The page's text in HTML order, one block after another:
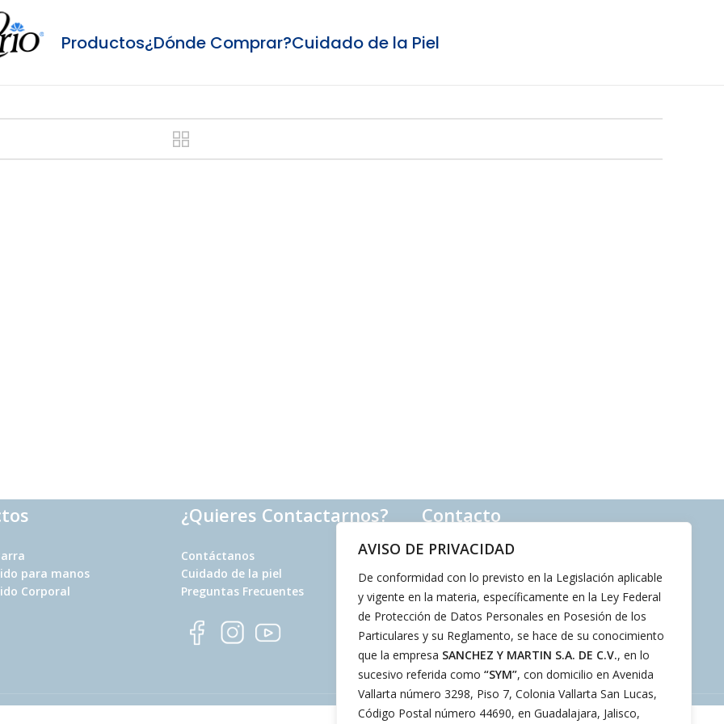
AVISO DE PRIVACIDAD
De conformidad con lo previsto en la Legislación aplicable
y vigente en la materia, específicamente en la Ley Federal
de Protección de Datos Personales en Posesión de los
Particulares y su Reglamento, se hace de su conocimiento
que la empresa SANCHEZ Y MARTIN S.A. DE C.V., en lo
sucesivo referida como “SYM”, con domicilio en Avenida
Vallarta número 3298, Piso 7, Colonia Vallarta San Lucas,
Código Postal número 44690, en Guadalajara, Jalisco,
Productos¿Dónde Comprar?Cuidado de la Piel
para manos
Corporal
¿Quieres Contactarnos?
Contáctanos
Cuidado de la piel
Preguntas Frecuentes
Contacto
33 3540 3535
33 2257 3150
contacto@sym.com.mx